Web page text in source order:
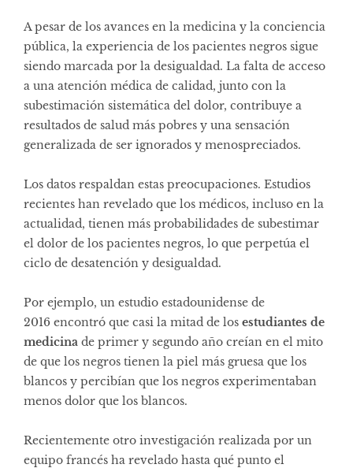
A pesar de los avances en la medicina y la conciencia
pública, la experiencia de los pacientes negros sigue
siendo marcada por la desigualdad. La falta de acceso
a una atención médica de calidad, junto con la
subestimación sistemática del dolor, contribuye a
resultados de salud más pobres y una sensación
generalizada de ser ignorados y menospreciados.
Los datos respaldan estas preocupaciones. Estudios
recientes han revelado que los médicos, incluso en la
actualidad, tienen más probabilidades de subestimar
el dolor de los pacientes negros, lo que perpetúa el
ciclo de desatención y desigualdad.
Por ejemplo, un estudio estadounidense de
2016 encontró que casi la mitad de los estudiantes de
medicina de primer y segundo año creían en el mito
de que los negros tienen la piel más gruesa que los
blancos y percibían que los negros experimentaban
menos dolor que los blancos.
Recientemente otro investigación realizada por un
equipo francés ha revelado hasta qué punto el